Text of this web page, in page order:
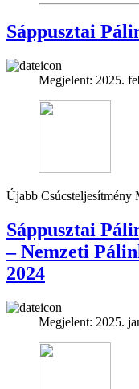
Sáppusztai
Megjelent: 2025.
Újabb Csúcsteljesítmény
Sáppusztai
– Nemzeti
2024
Megjelent: 2025.